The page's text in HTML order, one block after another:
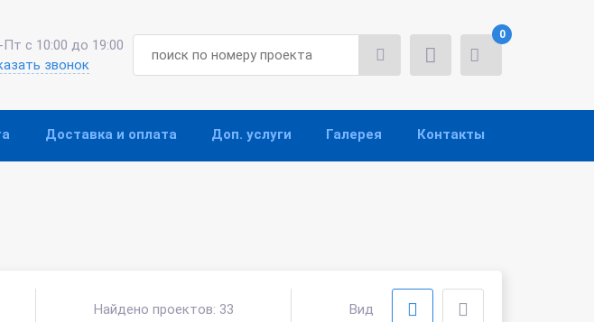
с 10:00 до 19:00
звонок
0
Доставка и оплата Доп. услуги Галерея Контакты
Найдено проектов: 33 Вид